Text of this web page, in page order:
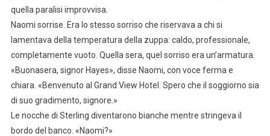
quella paralisi improvvisa.
Naomi sorrise. Era lo stesso sorriso che riservava a chi si
lamentava della temperatura della zuppa: caldo, professionale,
completamente vuoto. Quella sera, quel sorriso era un’armatura.
«Buonasera, signor Hayes», disse Naomi, con voce ferma e
chiara. «Benvenuto al Grand View Hotel. Spero che il soggiorno sia
di suo gradimento, signore.»
Le nocche di Sterling diventarono bianche mentre stringeva il
bordo del banco. «Naomi?»